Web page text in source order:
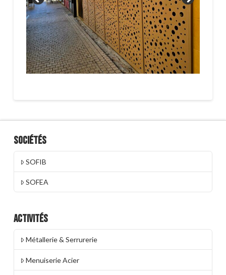
Sociétés
SOFIB
SOFEA
Activités
Métallerie & Serrurerie
Menuiserie Acier